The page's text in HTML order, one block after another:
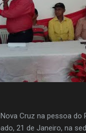
Cruz na pessoa do
21 de Janeiro, na